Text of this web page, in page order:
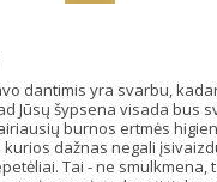
dantimis yra svarbu,
Jūsų šypsena visada bus
burnos ertmės
dažnas negali
Tai - ne smulkmena,